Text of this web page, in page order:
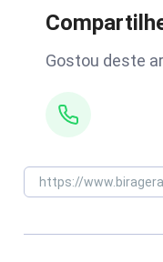
Gostou deste